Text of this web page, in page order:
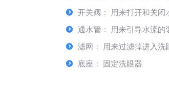
开关阀： 用来打开和关闭
通水管： 用来引导水流的
滤网： 用来过滤掉进入洗
底座： 固定洗眼器